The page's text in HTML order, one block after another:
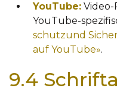
YouTube:
YouTube-
schutzund
auf YouTube».
9.4